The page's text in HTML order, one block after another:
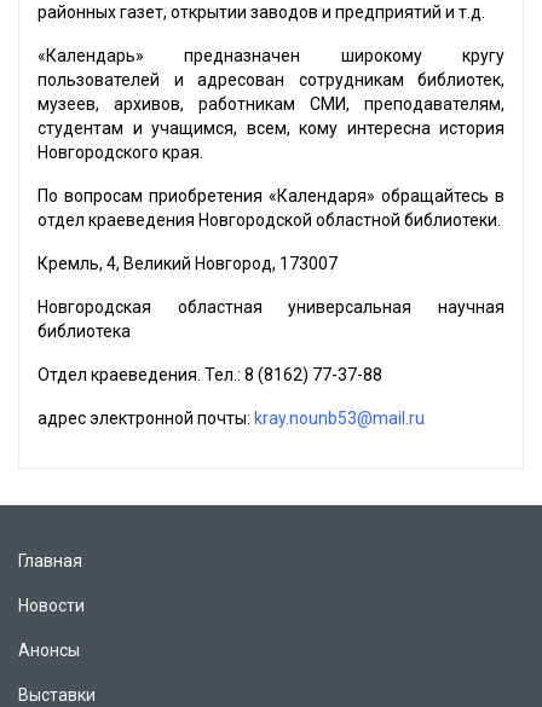
районных газет, открытии заводов и предприятий и т.д.
«Календарь» предназначен широкому кругу
пользователей и адресован сотрудникам библиотек,
музеев, архивов, работникам СМИ, преподавателям,
студентам и учащимся, всем, кому интересна история
Новгородского края.
По вопросам приобретения «Календаря» обращайтесь в
отдел краеведения Новгородской областной библиотеки.
Кремль, 4, Великий Новгород, 173007
Новгородская областная универсальная научная
библиотека
Отдел краеведения. Тел.: 8 (8162) 77-37-88
адрес электронной почты: kray.nounb53@mail.ru
Главная
Новости
Анонсы
Выставки